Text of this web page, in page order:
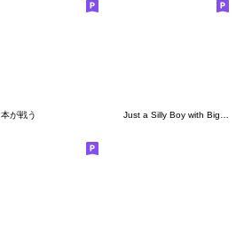
が戦う Just a Silly Boy with Big Forehead